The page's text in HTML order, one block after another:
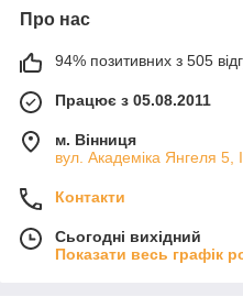
Про нас
94% позитивних з 505
Працює з 05.08.2011
м. Вінниця
вул. Академіка Янгеля 5,
Контакти
Сьогодні вихідний
Показати весь графік